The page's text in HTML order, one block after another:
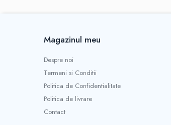
Magazinul meu
Despre noi
Termeni si Conditii
Politica de Confidentialitate
Politica de livrare
Contact